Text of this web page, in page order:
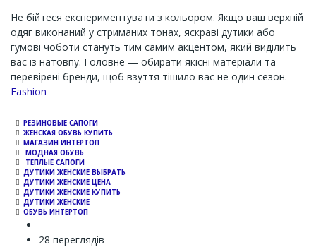
Не бійтеся експериментувати з кольором. Якщо ваш верхній
одяг виконаний у стриманих тонах, яскраві дутики або
гумові чоботи стануть тим самим акцентом, який виділить
вас із натовпу. Головне — обирати якісні матеріали та
перевірені бренди, щоб взуття тішило вас не один сезон.
Channel
Fashion
РЕЗИНОВЫЕ САПОГИ
ЖЕНСКАЯ ОБУВЬ КУПИТЬ
МАГАЗИН ИНТЕРТОП
МОДНАЯ ОБУВЬ
ТЕПЛЫЕ САПОГИ
ДУТИКИ ЖЕНСКИЕ ВЫБРАТЬ
ДУТИКИ ЖЕНСКИЕ ЦЕНА
ДУТИКИ ЖЕНСКИЕ КУПИТЬ
ДУТИКИ ЖЕНСКИЕ
ОБУВЬ ИНТЕРТОП
28 переглядів